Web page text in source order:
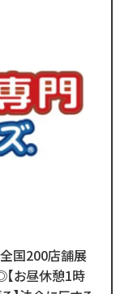
国200店舗展
【お昼休憩1時